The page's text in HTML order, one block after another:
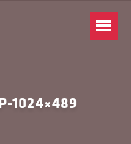
1024×489